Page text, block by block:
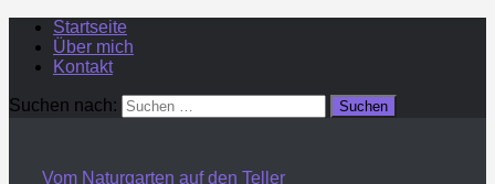
Startseite
Über mich
Kontakt
Suchen nach:
Vom Naturgarten auf den Teller